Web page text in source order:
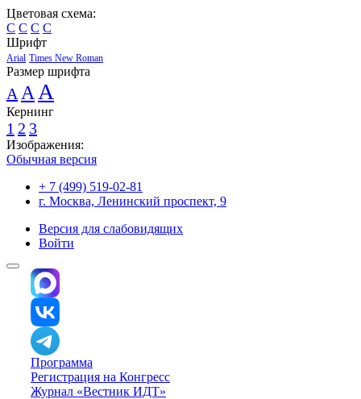
Цветовая схема:
C C C C
Шрифт
Arial Times New Roman
Размер шрифта
A A A
Кернинг
1 2 3
Изображения:
Обычная версия
+ 7 (499) 519-02-81
г. Москва, Ленинский проспект, 9
Версия для слабовидящих
Войти
Программа
Регистрация на Конгресс
Журнал «Вестник ИДТ»